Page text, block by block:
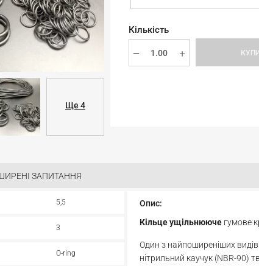
Ще 4
Кількість
ЗАПИТАННЯ
5,5
3
O-ring
Опис:
Кільцеущільнююче гумове
Один з найпоширеніших
нітрильний каучук (NBR-90)